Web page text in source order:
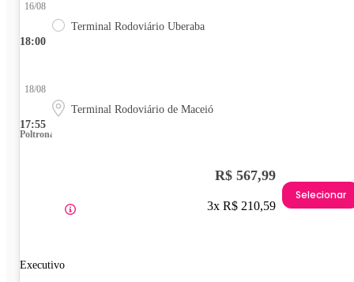
18:00
16/08
Terminal Rodoviário Uberaba
17:55
18/08
Terminal Rodoviário de Maceió
Poltrona
Executivo
R$ 567,99
3x R$ 210,59
Selecionar